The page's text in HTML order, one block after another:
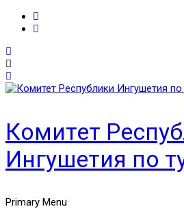
Комитет
Ингушетия по
Primary Menu